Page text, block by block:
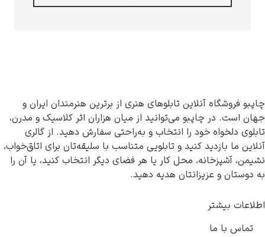
تابلوهای هنری از برترین هنرمندان ایران و
می‌توانید از میان هزاران اثر کلاسیک و مدرن،
خود را انتخاب و به‌راحتی سفارش دهید. از گالری
کنید و تابلویی متناسب با سلیقه‌تان برای اتاق‌خواب،
محل کار یا هر فضای دیگر انتخاب کنید، یا آن را
هدیه دهید.